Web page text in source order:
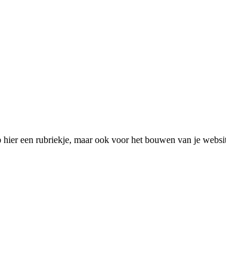
een rubriekje, maar ook voor het bouwen van je